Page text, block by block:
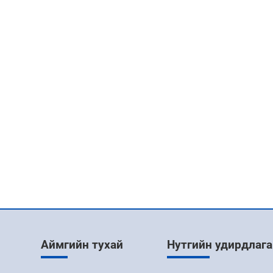
Аймгийн тухай Нутгийн удирдлага